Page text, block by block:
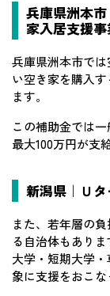
兵庫県洲本
家入居支援
兵庫県洲本市で
い空き家を購入
ます。
この補助金では
最大100万円が支
新潟県｜Ｕ
また、若年層の
る自治体もあり
大学・短期大学
象に支援をおこな